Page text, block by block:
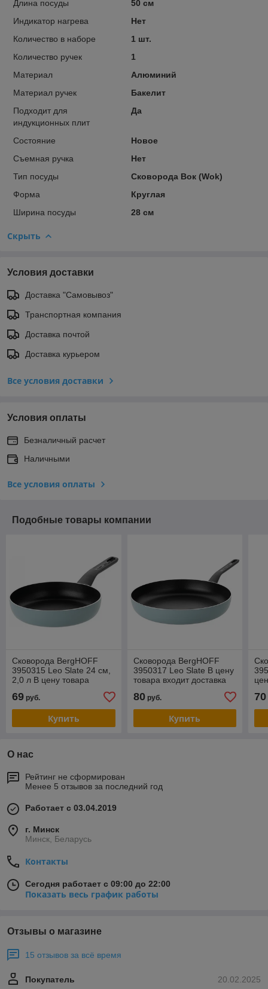
Длина посуды
50 см
Индикатор нагрева
Нет
Количество в наборе
1 шт.
Количество ручек
1
Материал
Алюминий
Материал ручек
Бакелит
Подходит для
индукционных плит
Да
Состояние
Новое
Съемная ручка
Нет
Тип посуды
Сковорода Вок (Wok)
Форма
Круглая
Ширина посуды
28 см
Скрыть
Условия доставки
Доставка "Самовывоз"
Транспортная компания
Доставка почтой
Доставка курьером
Все условия доставки
Условия оплаты
Безналичный расчет
Наличными
Все условия оплаты
Подобные товары компании
Сковорода BergHOFF
3950315 Leo Slate 24 см,
2,0 л В цену товара
Минску. Фирменная
гаран
69 руб.
Купить
Сковорода BergHOFF
3950317 Leo Slate В цену
товара входит доставка
80руб.
Купить
70
О нас
Рейтинг не сформирован
Менее 5 отзывов за последний год
Работает с 03.04.2019
г. Минск
Минск, Беларусь
Контакты
Сегодня работает с 09:00 до 22:00
Показать весь график работы
Отзывы о магазине
15 отзывов за всё время
20.02.2025
Покупатель